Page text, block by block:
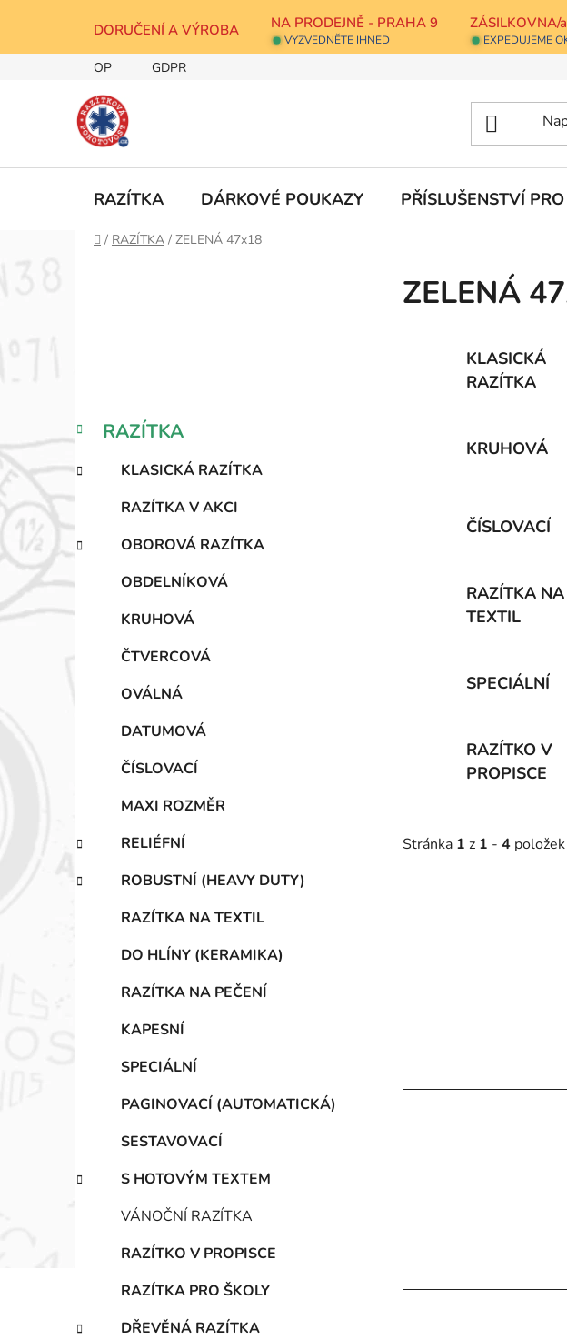
obsah
DORUČENÍ A VÝROBA NA PRODEJNĚ - PRAHA 9 ZÁSILKOVNA/
VYZVEDNĚTE IHNED EXPEDUJEME
OP GDPR
RAZÍTKA DÁRKOVÉ POUKAZY PŘÍSLUŠENSTVÍ
Domů
/ RAZÍTKA / ZELENÁ 47x18
n
p
n
e
l
Přeskočit
kategorie
K
a
e
r
i
e
RAZÍTKA
KLASICKÁ RAZÍTKA
RAZÍTKA V AKCI
OBOROVÁ RAZÍTKA
OBDELNÍKOVÁ
KRUHOVÁ
ČTVERCOVÁ
OVÁLNÁ
DATUMOVÁ
ČÍSLOVACÍ
MAXI ROZMĚR
RELIÉFNÍ
ROBUSTNÍ (HEAVY DUTY)
RAZÍTKA NA TEXTIL
DO HLÍNY (KERAMIKA)
RAZÍTKA NA PEČENÍ
KAPESNÍ
SPECIÁLNÍ
PAGINOVACÍ (AUTOMATICKÁ)
SESTAVOVACÍ
S HOTOVÝM TEXTEM
VÁNOČNÍ RAZÍTKA
RAZÍTKO V PROPISCE
RAZÍTKA PRO ŠKOLY
DŘEVĚNÁ RAZÍTKA
ZELENÁ
KLASICKÁ
RAZÍTKA
KRUHOVÁ
ČÍSLOVACÍ
RAZÍTKA NA
TEXTIL
SPECIÁLNÍ
RAZÍTKO V
PROPISCE
Stránka 1 z 1 - 4
d